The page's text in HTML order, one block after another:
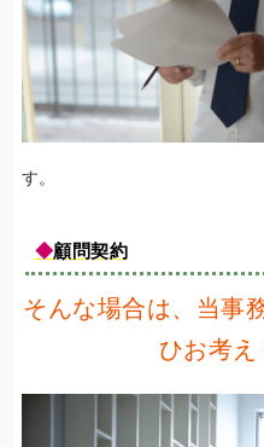
す。
◆顧問契約
そんな場合は、当事
ひお考え